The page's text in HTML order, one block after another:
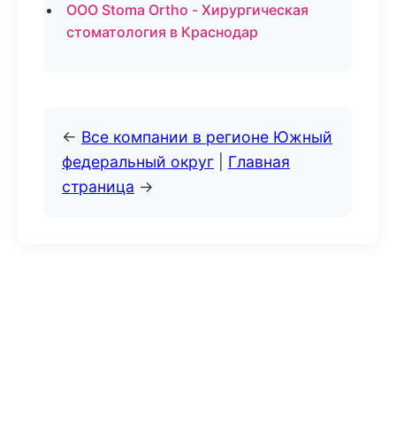
ООО Stoma Ortho - Хирургическая
стоматология в Краснодар
← Все компании в регионе Южный
федеральный округ
Главная
страница →